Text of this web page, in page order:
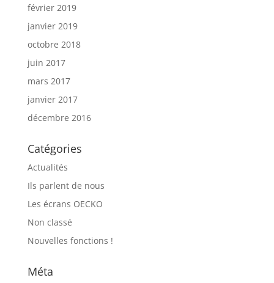
février 2019
janvier 2019
octobre 2018
juin 2017
mars 2017
janvier 2017
décembre 2016
Catégories
Actualités
Ils parlent de nous
Les écrans OECKO
Non classé
Nouvelles fonctions !
Méta